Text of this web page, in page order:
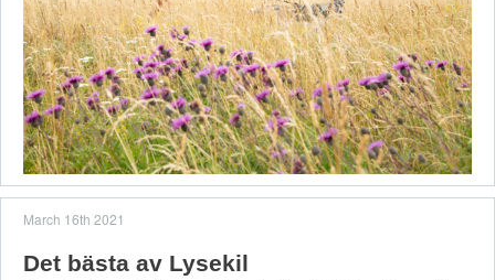
March 16th 2021
Det bästa av Lysekil